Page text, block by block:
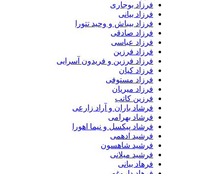
فرزاد بوجاری
فرزاد بیانی
فرزاد بیباش و وحید تتورا
فرزاد صادقی
فرزاد عباسی
فرزاد فرزین
فرزاد فرزین و فریدون آسرایی
فرزاد کیان
فرزاد مستوفی
فرزاد میریان
فرزین کاتب
فرشاد باران و آراد زارعی
فرشاد بهرامی
فرشاد پیکسل و نیما اهورا
فرشید ادهمی
فرشید شاهسون
فرشید میلانی
فرهاد بیانی